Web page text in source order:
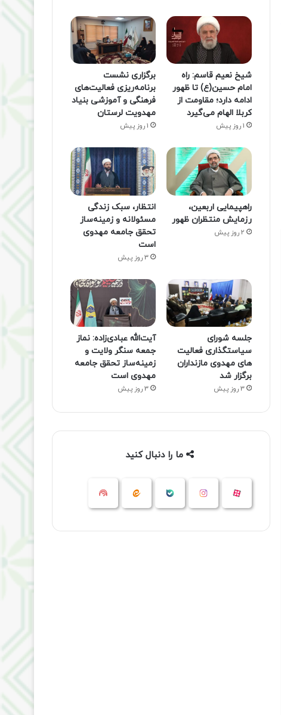
شیخ نعیم قاسم: راه
امام حسین(ع) تا ظهور
ادامه دارد؛ مقاومت از
کربلا الهام می‌گیرد
1 روز پیش
برگزاری نشست
برنامه‌ریزی فعالیت‌های
فرهنگی و آموزشی بنیاد
مهدویت لرستان
1 روز پیش
راهپیمایی اربعین،
رزمایش منتظران ظهور
2 روز پیش
انتظار، سبک زندگی
مسئولانه و زمینه‌ساز
تحقق جامعه مهدوی
است
3 روز پیش
جلسه شورای
سیاستگذاری فعالیت
های مهدوی مازنداران
برگزار شد
3 روز پیش
آیت‌الله عبادی‌زاده: نماز
جمعه سنگر ولایت و
زمینه‌ساز تحقق جامعه
مهدوی است
3 روز پیش
ما را دنبال کنید
آپارات اینستاگرام ایتا